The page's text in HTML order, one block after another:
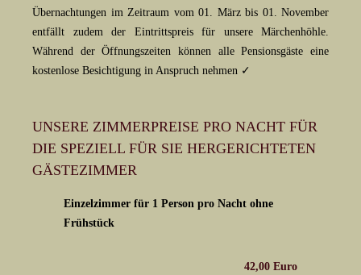
Übernachtungen im Zeitraum vom 01. März bis 01. November
entfällt zudem der Eintrittspreis für unsere Märchenhöhle.
Während der Öffnungszeiten können alle Pensionsgäste eine
kostenlose Besichtigung in Anspruch nehmen ✓
UNSERE ZIMMERPREISE PRO NACHT FÜR
DIE SPEZIELL FÜR SIE HERGERICHTETEN
GÄSTEZIMMER
Einzelzimmer für 1 Person pro Nacht ohne
Frühstück
42,00 Euro